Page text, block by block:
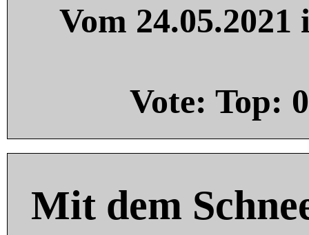
Vom
Vote: Top: 0
Mit dem